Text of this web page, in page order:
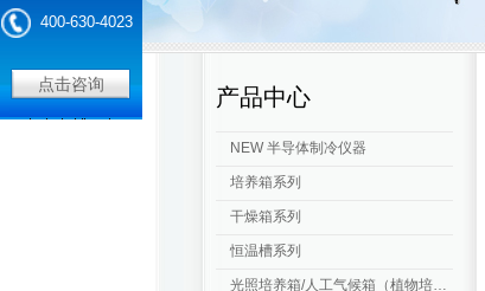
产品中心
NEW 半导体制冷仪器
培养箱系列
干燥箱系列
恒温槽系列
光照培养箱/人工气候箱（植物培养箱）
400-630-4023
点击咨询